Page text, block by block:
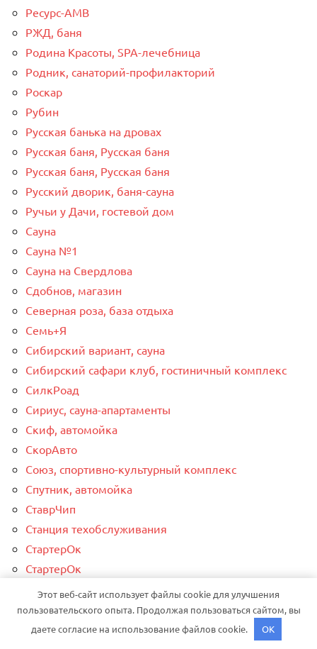
Ресурс-AMB
РЖД, баня
Родина Красоты, SPA-лечебница
Родник, санаторий-профилакторий
Роскар
Рубин
Русская банька на дровах
Русская баня, Русская баня
Русская баня, Русская баня
Русский дворик, баня-сауна
Ручьи у Дачи, гостевой дом
Сауна
Сауна №1
Сауна на Свердлова
Сдобнов, магазин
Северная роза, база отдыха
Семь+Я
Сибирский вариант, сауна
Сибирский сафари клуб, гостиничный комплекс
СилкРоад
Сириус, сауна-апартаменты
Скиф, автомойка
СкорАвто
Союз, спортивно-культурный комплекс
Спутник, автомойка
СтаврЧип
Станция техобслуживания
СтартерОк
СтартерОк
Стартеры генераторы
СТО
Сто лошадок, автосервис
Этот веб-сайт использует файлы cookie для улучшения
пользовательского опыта. Продолжая пользоваться сайтом, вы
даете согласие на использование файлов cookie.
OK